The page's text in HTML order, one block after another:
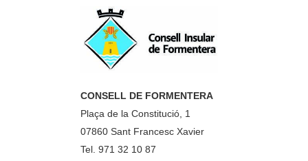
CONSELL DE FORMENTERA
Plaça de la Constitució, 1
07860 Sant Francesc Xavier
Tel. 971 32 10 87